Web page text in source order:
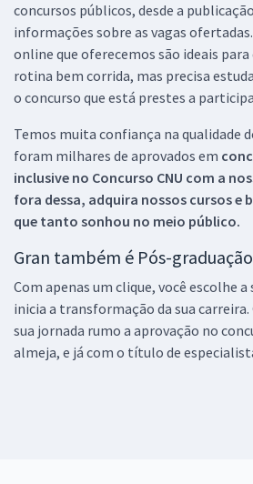
concursos públicos, desde a
informações sobre as vagas
online que oferecemos são ideais para
rotina bem corrida, mas precisa
o concurso que está prestes a
Temos muita confiança na qualidade
foram milhares de aprovados em
inclusive no Concurso CNU com a
fora dessa, adquira nossos cursos e
que tanto sonhou no meio público.
Gran também é Pós-graduação
Com apenas um clique, você escolhe a
inicia a transformação da sua
sua jornada rumo a aprovação no
almeja, e já com o título de